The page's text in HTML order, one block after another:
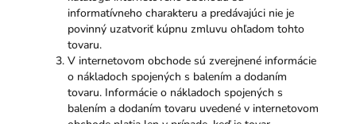
informatívneho charakteru a predávajúci nie je
povinný uzatvoriť kúpnu zmluvu ohľadom tohto
tovaru.
V internetovom obchode sú zverejnené informácie
o nákladoch spojených s balením a dodaním
tovaru. Informácie o nákladoch spojených s
balením a dodaním tovaru uvedené v internetovom